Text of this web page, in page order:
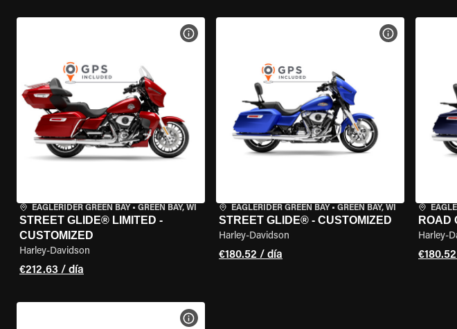
EAGLERIDER GREEN BAY • GREEN BAY, WI
STREET GLIDE® LIMITED -
CUSTOMIZED
Harley-Davidson
€212.63 / día
VER ESPECIFICACIONES DE LA MOTO
EAGLERIDER GREEN BAY• GREEN BAY, WI
STREET GLIDE® - CUSTOMIZED
Harley-Davidson
€180.52 / día
VER
ROAD
Harley-
VER ESPECIFICACIONES DE LA MOTO